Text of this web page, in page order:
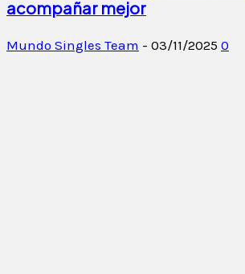
acompañar mejor
Mundo Singles Team - 03/11/2025 0